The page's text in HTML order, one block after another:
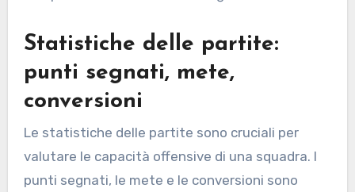
Statistiche delle partite:
punti segnati, mete,
conversioni
Le statistiche delle partite sono cruciali per
valutare le capacità offensive di una squadra. I
punti segnati, le mete e le conversioni sono